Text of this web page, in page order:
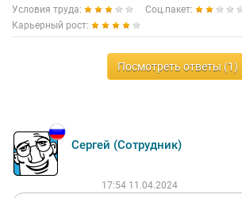
Условия труда:
Соц.пакет:
Карьерный рост:
Посмотреть ответы (1)
Сергей (Сотрудник)
17:54 11.04.2024